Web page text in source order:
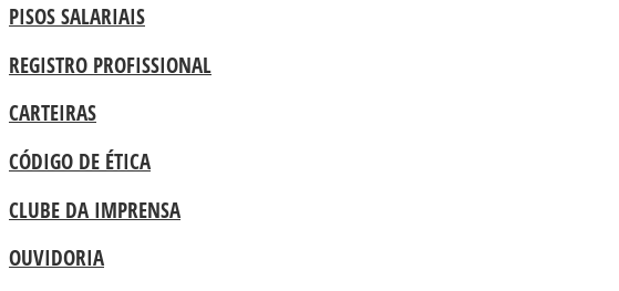
PISOS SALARIAIS
REGISTRO PROFISSIONAL
CARTEIRAS
CÓDIGO DE ÉTICA
CLUBE DA IMPRENSA
OUVIDORIA